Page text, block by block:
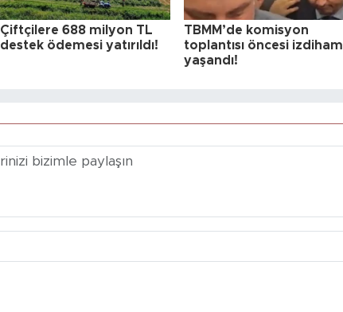
Çiftçilere 688 milyon TL
destek ödemesi yatırıldı!
TBMM’de komisyon
toplantısı öncesi izdiham
yaşandı!